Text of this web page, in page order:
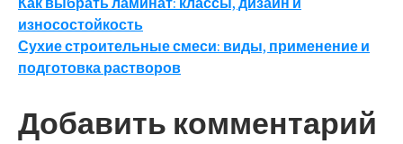
Навигация
по
записям
износостойкость
Сухие строительные смеси: виды, применение и
подготовка растворов
Добавить комментарий